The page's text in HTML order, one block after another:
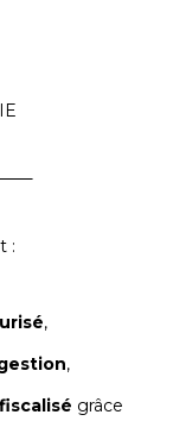
:
,
,
grâce